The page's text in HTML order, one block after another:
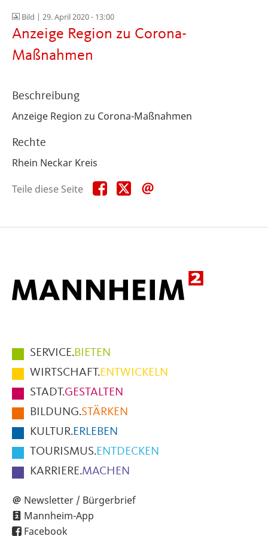
Bild | 29. April 2020 - 13:00
Anzeige Region zu Corona-
Maßnahmen
Beschreibung
Anzeige Region zu Corona-Maßnahmen
Rechte
Rhein Neckar Kreis
Teile diese Seite
Teile
diese
Teile
diese
Hauptmenüpunkte
im
Fußbereich
der
Seite
SERVICE.BIETEN
WIRTSCHAFT.ENTWICKELN
STADT.GESTALTEN
BILDUNG.STÄRKEN
KULTUR.ERLEBEN
TOURISMUS.ENTDECKEN
KARRIERE.MACHEN
Newsletter / Bürgerbrief
Mannheim-App
Facebook